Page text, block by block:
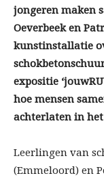
jongeren maken
Oeverbeek en
kunstinstallatie
expositie
hoe mensen
achterlaten in
Leerlingen van
(Emmeloord) en